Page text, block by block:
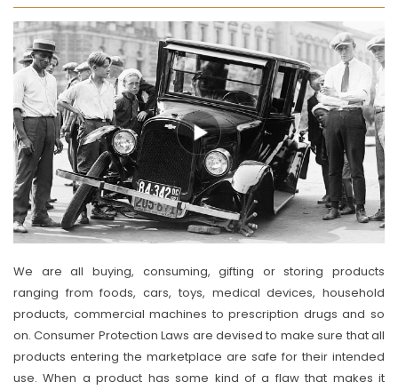
We are all buying, consuming, gifting or storing products
ranging from foods, cars, toys, medical devices, household
products, commercial machines to prescription drugs and so
on. Consumer Protection Laws are devised to make sure that all
products entering the marketplace are safe for their intended
use. When a product has some kind of a flaw that makes it